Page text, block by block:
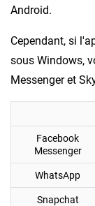
Android.
Cependant, si
sous Windows,
Messenger et
Facebook
Messenger
WhatsApp
Snapchat